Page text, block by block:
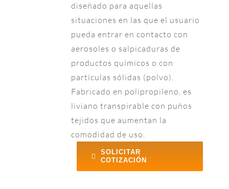
diseñado para aquellas
situaciones en las que el usuario
pueda entrar en contacto con
aerosoles o salpicaduras de
productos químicos o con
partículas sólidas (polvo).
Fabricado en polipropileno, es
liviano transpirable con puños
tejidos que aumentan la
comodidad de uso.
SOLICITAR
COTIZACIÓN